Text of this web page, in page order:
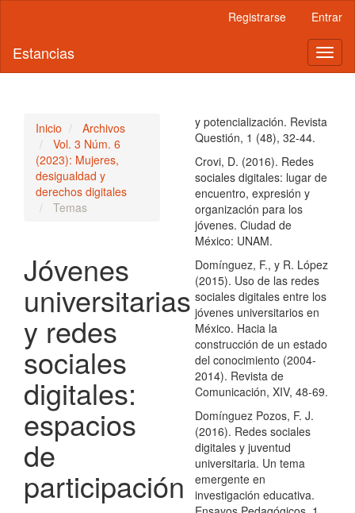
principal
Barra
Registrarse Entrar
Estancias
Inicio
Archivos
Vol. 3 Núm. 6
(2023): Mujeres,
desigualdad y
derechos digitales
Temas
Jóvenes
universitarias
y redes
sociales
digitales:
espacios
de
participación
y potencialización. Revista
Questión, 1 (48), 32-44.
Crovi, D. (2016). Redes
sociales digitales: lugar de
encuentro, expresión y
organización para los
jóvenes. Ciudad de
México: UNAM.
Domínguez, F., y R. López
(2015). Uso de las redes
sociales digitales entre los
jóvenes universitarios en
México. Hacia la
construcción de un estado
del conocimiento (2004-
2014). Revista de
Comunicación, XIV, 48-69.
Domínguez Pozos, F. J.
(2016). Redes sociales
digitales y juventud
universitaria. Un tema
emergente en
investigación educativa.